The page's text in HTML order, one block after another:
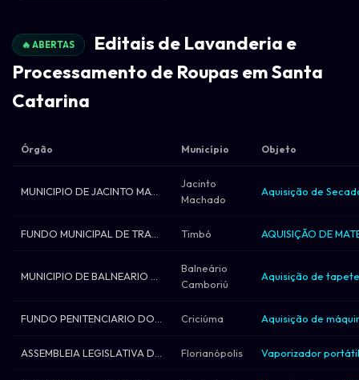
🔥 ABERTAS
Editais de Lavanderia e
Processamento de Roupas em Santa
Catarina
Órgão Município Objeto
Jacinto
Machado
Timbó
Balneário
Camboriú
Criciúma
Florianópolis